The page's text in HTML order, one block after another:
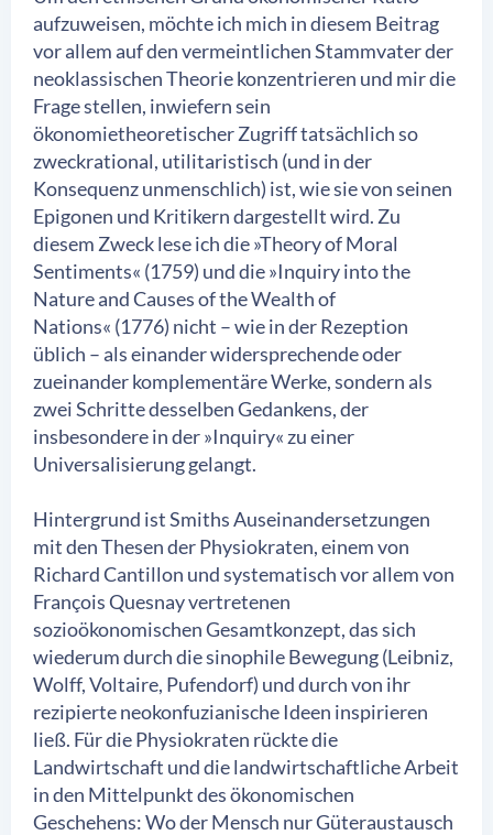
aufzuweisen, möchte ich mich in diesem Beitrag
vor allem auf den vermeintlichen Stammvater der
neoklassischen Theorie konzentrieren und mir die
Frage stellen, inwiefern sein
ökonomietheoretischer Zugriff tatsächlich so
zweckrational, utilitaristisch (und in der
Konsequenz unmenschlich) ist, wie sie von seinen
Epigonen und Kritikern dargestellt wird. Zu
diesem Zweck lese ich die »Theory of Moral
Sentiments« (1759) und die »Inquiry into the
Nature and Causes of the Wealth of
Nations« (1776) nicht – wie in der Rezeption
üblich – als einander widersprechende oder
zueinander komplementäre Werke, sondern als
zwei Schritte desselben Gedankens, der
insbesondere in der »Inquiry« zu einer
Universalisierung gelangt.
Hintergrund ist Smiths Auseinandersetzungen
mit den Thesen der Physiokraten, einem von
Richard Cantillon und systematisch vor allem von
François Quesnay vertretenen
sozioökonomischen Gesamtkonzept, das sich
wiederum durch die sinophile Bewegung (Leibniz,
Wolff, Voltaire, Pufendorf) und durch von ihr
rezipierte neokonfuzianische Ideen inspirieren
ließ. Für die Physiokraten rückte die
Landwirtschaft und die landwirtschaftliche Arbeit
in den Mittelpunkt des ökonomischen
Geschehens: Wo der Mensch nur Güteraustausch